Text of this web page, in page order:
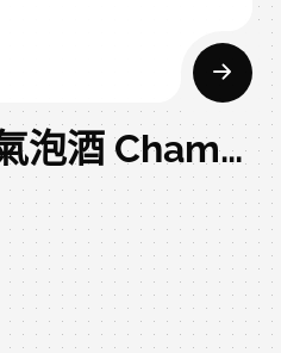
香檳氣泡酒 Champagne